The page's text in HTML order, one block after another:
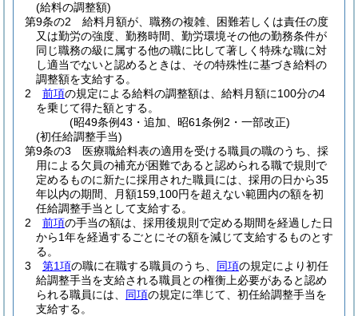
(給料の調整額)
第9条の2
給料月額が、職務の複雑、困難若しくは責任の度
又は勤労の強度、勤務時間、勤労環境その他の勤務条件が
同じ職務の級に属する他の職に比して著しく特殊な職に対
し適当でないと認めるときは、その特殊性に基づき給料の
調整額を支給する。
2
前項の規定による給料の調整額は、給料月額に100分の4
を乗じて得た額とする。
(昭49条例43・追加、昭61条例2・一部改正)
(初任給調整手当)
第9条の3
医療職給料表の適用を受ける職員の職のうち、採
用による欠員の補充が困難であると認められる職で規則で
定めるものに新たに採用された職員には、採用の日から35
年以内の期間、月額159,100円を超えない範囲内の額を初
任給調整手当として支給する。
2
前項の手当の額は、採用後規則で定める期間を経過した日
から1年を経過するごとにその額を減じて支給するものとす
る。
3
第1項の職に在職する職員のうち、 同項の規定により初任
給調整手当を支給される職員との権衡上必要があると認め
られる職員には、 同項の規定に準じて、初任給調整手当を
支給する。